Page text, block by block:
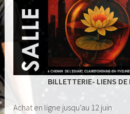
BILLETTERIE- LIENS DE
Achat en ligne jusqu’au 12 juin